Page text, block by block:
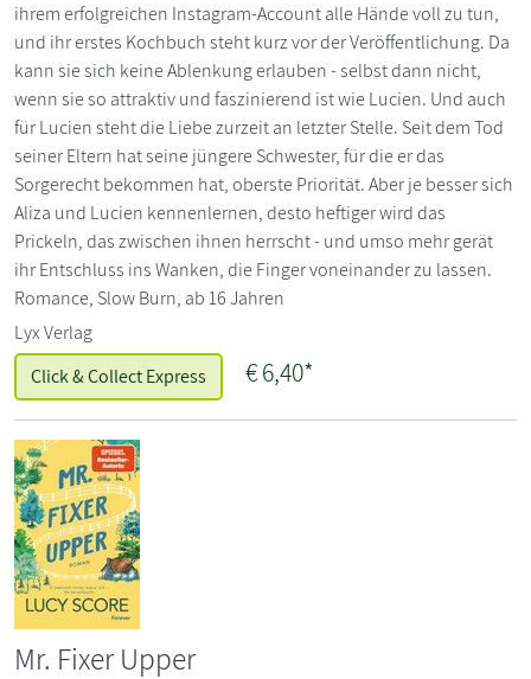
ihrem erfolgreichen Instagram-Account alle Hände voll zu tun,
und ihr erstes Kochbuch steht kurz vor der Veröffentlichung. Da
kann sie sich keine Ablenkung erlauben - selbst dann nicht,
wenn sie so attraktiv und faszinierend ist wie Lucien. Und auch
für Lucien steht die Liebe zurzeit an letzter Stelle. Seit dem Tod
seiner Eltern hat seine jüngere Schwester, für die er das
Sorgerecht bekommen hat, oberste Priorität. Aber je besser sich
Aliza und Lucien kennenlernen, desto heftiger wird das
Prickeln, das zwischen ihnen herrscht - und umso mehr gerät
ihr Entschluss ins Wanken, die Finger voneinander zu lassen.
Romance, Slow Burn, ab 16 Jahren
Lyx Verlag
Click & Collect Express
€6,40*
Mr. Fixer Upper